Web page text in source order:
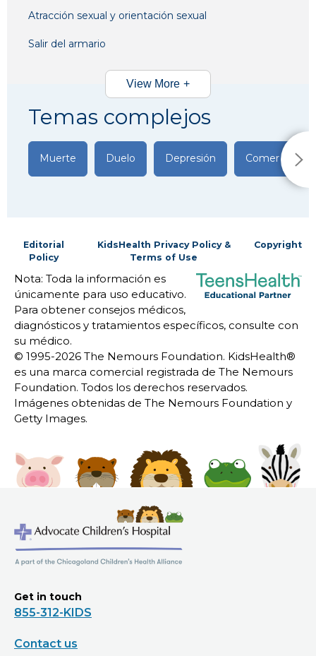
Atracción sexual y orientación sexual
Salir del armario
View More
Temas complejos
Muerte Duelo Depresión Comer por
Editorial
Policy
KidsHealth Privacy Policy &
Terms of Use
Copyright
Nota: Toda la información es
únicamente para uso educativo.
Para obtener consejos médicos,
diagnósticos y tratamientos específicos, consulte con
su médico.
© 1995-2026 The Nemours Foundation. KidsHealth®
es una marca comercial registrada de The Nemours
Foundation. Todos los derechos reservados.
Imágenes obtenidas de The Nemours Foundation y
Getty Images.
Get in touch
855-312-KIDS
Contact us